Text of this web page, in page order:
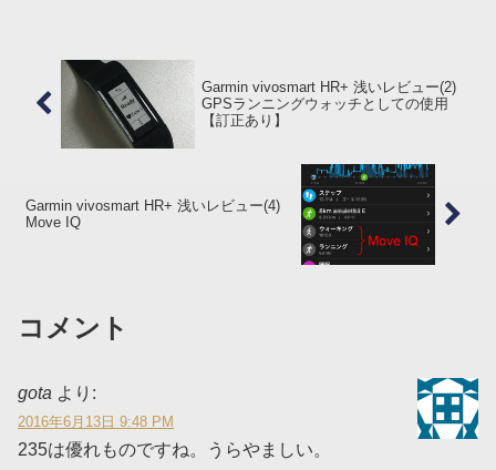
Garmin vivosmart HR+ 浅いレビュー(2)
GPSランニングウォッチとしての使用
【訂正あり】
Garmin vivosmart HR+ 浅いレビュー(4)
Move IQ
コメント
gota より:
2016年6月13日 9:48 PM
235は優れものですね。うらやましい。